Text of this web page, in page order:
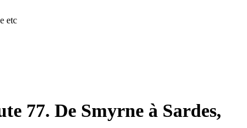
etc
77. De Smyrne à Sardes,